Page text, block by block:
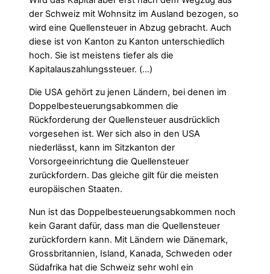
der Schweiz mit Wohnsitz im Ausland bezogen, so
wird eine Quellensteuer in Abzug gebracht. Auch
diese ist von Kanton zu Kanton unterschiedlich
hoch. Sie ist meistens tiefer als die
Kapitalauszahlungssteuer. (…)
Die USA gehört zu jenen Ländern, bei denen im
Doppelbesteuerungsabkommen die
Rückforderung der Quellensteuer ausdrücklich
vorgesehen ist. Wer sich also in den USA
niederlässt, kann im Sitzkanton der
Vorsorgeeinrichtung die Quellensteuer
zurückfordern. Das gleiche gilt für die meisten
europäischen Staaten.
Nun ist das Doppelbesteuerungsabkommen noch
kein Garant dafür, dass man die Quellensteuer
zurückfordern kann. Mit Ländern wie Dänemark,
Grossbritannien, Island, Kanada, Schweden oder
Südafrika hat die Schweiz sehr wohl ein